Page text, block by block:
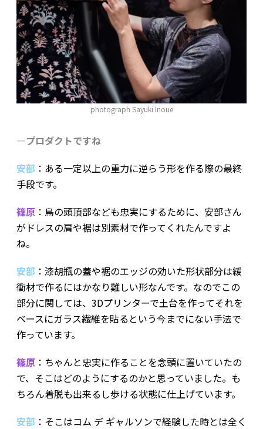
photograph Sayuki Inoue
―プロダクトですね
安部 ：ある一定以上の重力に逆らう形を作る際の最終
手段です。
篠原：鳥の頭頂部なども忠実にするために、安部さん
がドレスの肩や裾は別素材で作ってくれたんですよ
ね。
安部 ：漆胡瓶の蓋や裾のエッジの効いた形状部分は緩
衝材で作るにはかなり難しい形なんです。なのでこの
部分に関しては、3Dプリンターで土台を作ってそれを
ベースにガラス繊維を貼るという今までにない手法で
作っています。
篠原：ちゃんと忠実に作ることを念頭に置いていたの
で、そこはどのようにするのかと思っていました。も
ちろん着脱も出来るし歩ける状態に仕上げています。
安部 ：そこはコム デ ギャルソンで経験した時とは全く